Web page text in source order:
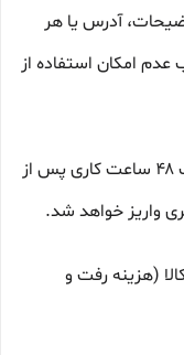
آدرس یا هر
امکان استفاده از
۳-۱۱-۸– در این شرایط وجه کالا حداکثر ظرف ۴۸ ساعت کاری پس از
واریز خواهد شد.
کالا (هزینه رفت و